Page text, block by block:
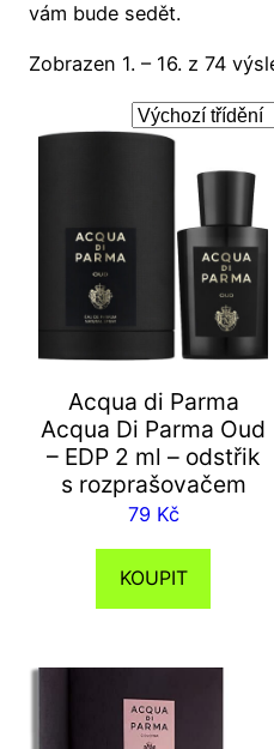
vám bude sedět.
Zobrazen 1. – 16. z 74
Acqua di Parma
Acqua Di Parma Oud
– EDP 2 ml – odstřik
s rozprašovačem
79 Kč
KOUPIT